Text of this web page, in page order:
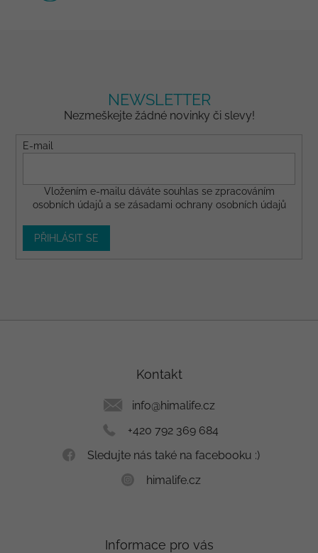
NEWSLETTER
Nezmeškejte žádné novinky či slevy!
E-mail
Vložením e-mailu dáváte souhlas se zpracováním
osobních údajů a se zásadami ochrany osobních údajů
PŘIHLÁSIT SE
Kontakt
info@himalife.cz
+420 792 369 684
Sledujte nás také na facebooku :)
himalife.cz
Informace pro vás